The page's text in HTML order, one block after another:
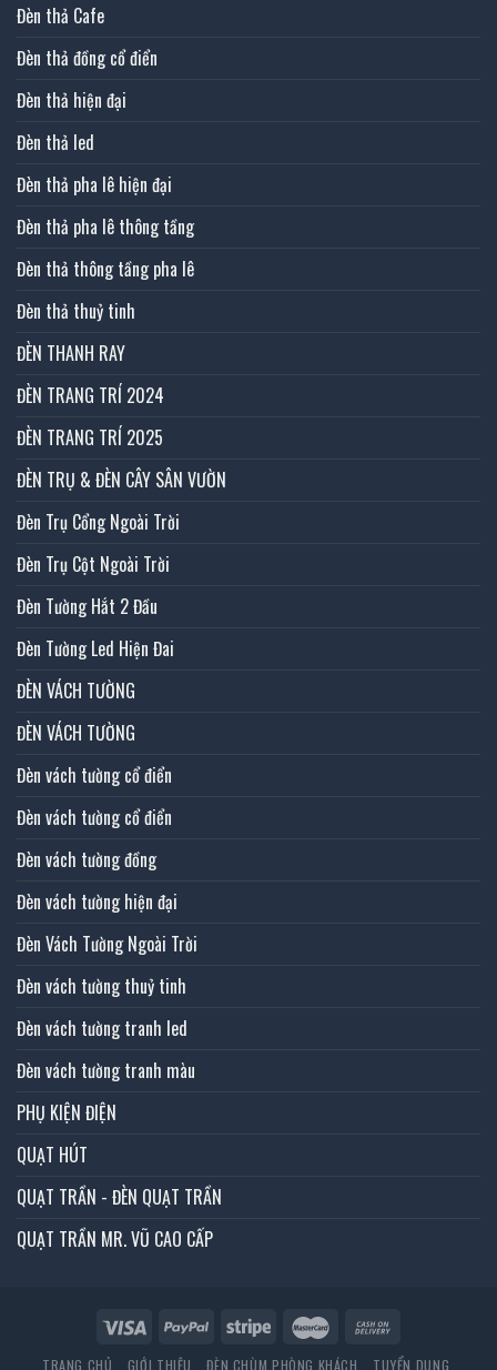
Đèn thả Cafe
Đèn thả đồng cổ điển
Đèn thả hiện đại
Đèn thả led
Đèn thả pha lê hiện đại
Đèn thả pha lê thông tầng
Đèn thả thông tầng pha lê
Đèn thả thuỷ tinh
ĐÈN THANH RAY
ĐÈN TRANG TRÍ 2024
ĐÈN TRANG TRÍ 2025
ĐÈN TRỤ & ĐÈN CÂY SÂN VƯỜN
Đèn Trụ Cổng Ngoài Trời
Đèn Trụ Cột Ngoài Trời
Đèn Tường Hắt 2 Đầu
Đèn Tường Led Hiện Đai
ĐÈN VÁCH TƯỜNG
ĐÈN VÁCH TƯỜNG
Đèn vách tường cổ điển
Đèn vách tường cổ điển
Đèn vách tường đồng
Đèn vách tường hiện đại
Đèn Vách Tường Ngoài Trời
Đèn vách tường thuỷ tinh
Đèn vách tường tranh led
Đèn vách tường tranh màu
PHỤ KIỆN ĐIỆN
QUẠT HÚT
QUẠT TRẦN - ĐÈN QUẠT TRẦN
QUẠT TRẦN MR. VŨ CAO CẤP
TRANG CHỦ GIỚI THIỆU ĐÈN CHÙM PHÒNG KHÁCH TUYỂN DỤNG